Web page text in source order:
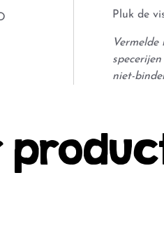
Pluk de
niet-